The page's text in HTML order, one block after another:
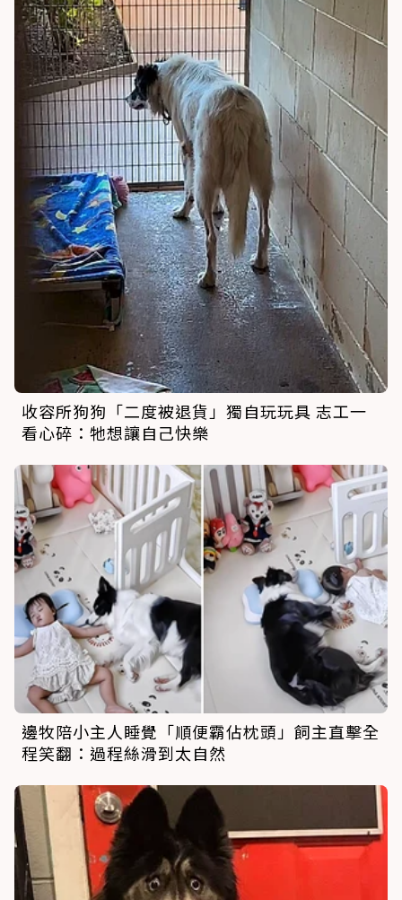
收容所狗狗「二度被退貨」獨自玩玩具 志工一
看心碎：牠想讓自己快樂
邊牧陪小主人睡覺「順便霸佔枕頭」飼主直擊全
程笑翻：過程絲滑到太自然